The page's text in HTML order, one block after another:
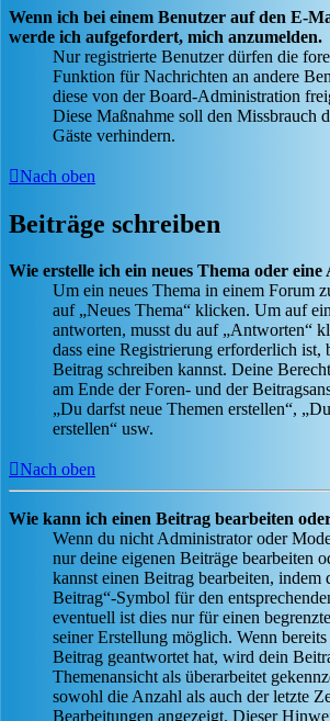
Wenn ich bei einem Benutzer auf den E-
werde ich aufgefordert, mich anzumelden.
Nur registrierte Benutzer dürfen die
Funktion für Nachrichten an andere
diese von der Board-Administration
Diese Maßnahme soll den Missbrauch
Gäste verhindern.
Nach oben
Beiträge schreiben
Wie erstelle ich ein neues Thema oder
Um ein neues Thema in einem Forum
auf „Neues Thema“ klicken. Um auf
antworten, musst du auf „Antworten“
dass eine Registrierung erforderlich ist,
Beitrag schreiben kannst. Deine
am Ende der Foren- und der
„Du darfst neue Themen erstellen“,
erstellen“ usw.
Nach oben
Wie kann ich einen Beitrag bearbeiten
Wenn du nicht Administrator oder
nur deine eigenen Beiträge bearbeiten
kannst einen Beitrag bearbeiten, indem
Beitrag“-Symbol für den
eventuell ist dies nur für einen
seiner Erstellung möglich. Wenn
Beitrag geantwortet hat, wird dein
Themenansicht als überarbeitet
sowohl die Anzahl als auch der letzte
Bearbeitungen angezeigt. Dieser